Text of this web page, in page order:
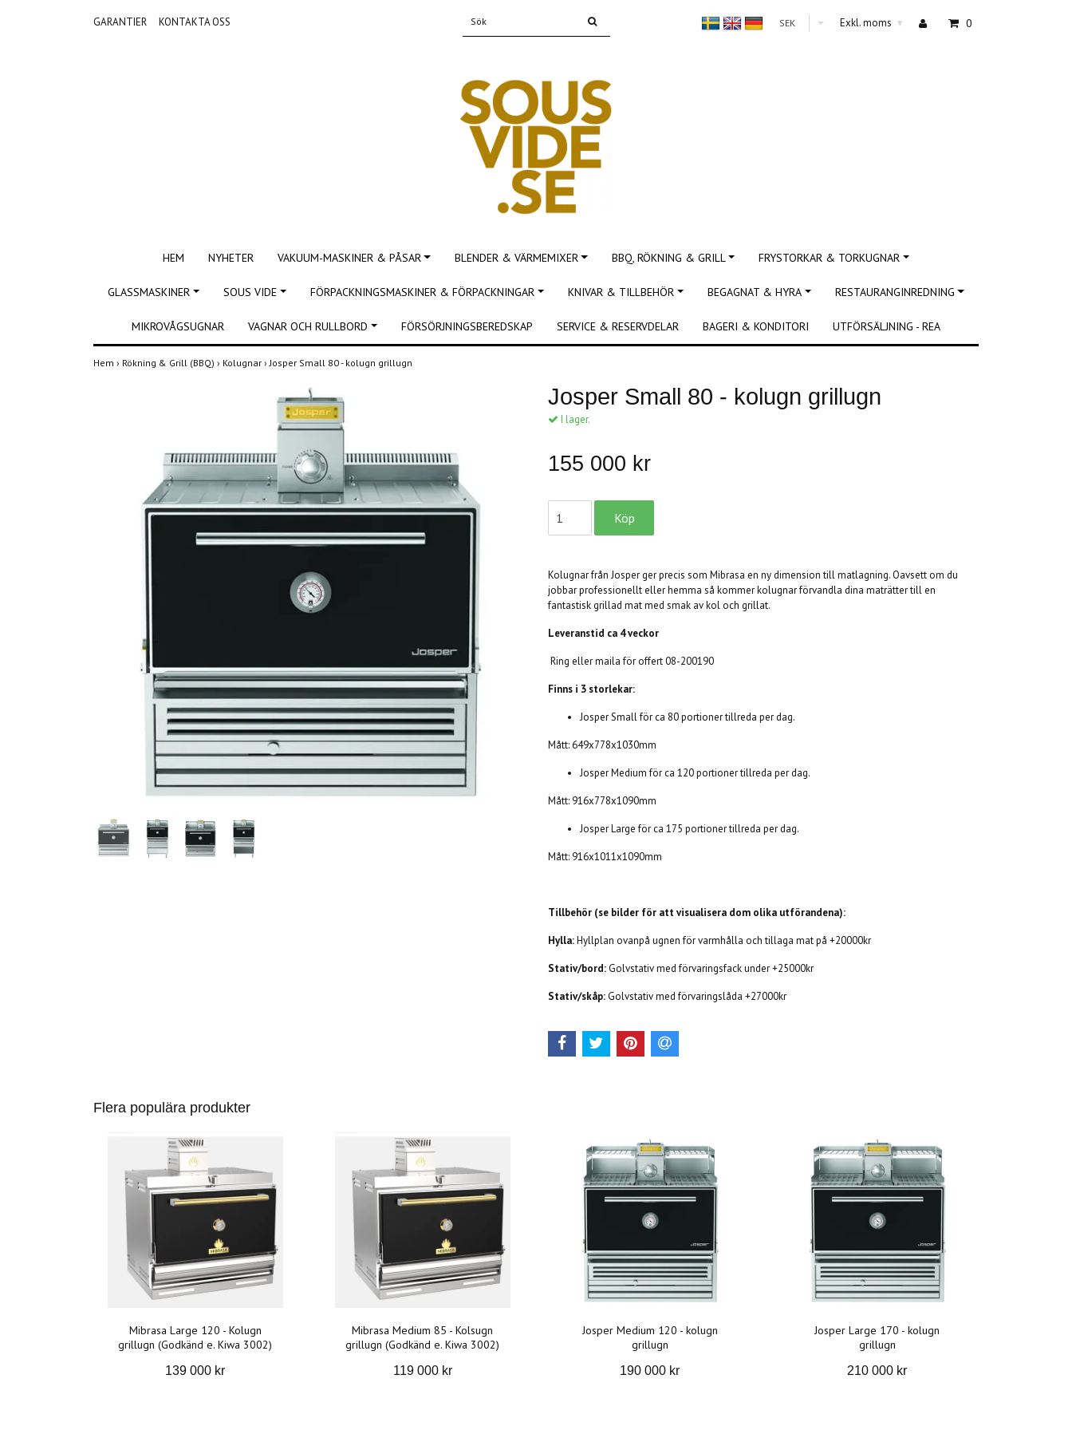
GARANTIER KONTAKTA OSS SEK Exkl. moms ▾ 0
HEM NYHETER VAKUUM-MASKINER & PÅSAR BLENDER & VÄRMEMIXER BBQ, RÖKNING & GRILL FRYSTORKAR & TORKUGNAR
GLASSMASKINER SOUS VIDE FÖRPACKNINGSMASKINER & FÖRPACKNINGAR KNIVAR & TILLBEHÖR BEGAGNAT & HYRA RESTAURANGINREDNING
MIKROVÅGSUGNAR VAGNAR OCH RULLBORD FÖRSÖRJNINGSBEREDSKAP SERVICE & RESERVDELAR BAGERI & KONDITORI UTFÖRSÄLJNING - REA
Hem › Rökning & Grill (BBQ) › Kolugnar ›Josper Small 80 - kolugn grillugn
Josper Small 80 - kolugn grillugn
I lager.
155 000 kr
Kolugnar från Josper ger precis som Mibrasa en ny dimension till matlagning. Oavsett om du
jobbar professionellt eller hemma så kommer kolugnar förvandla dina maträtter till en
fantastisk grillad mat med smak av kol och grillat.
Leveranstid ca 4 veckor
Ring eller maila för offert 08-200190
Finns i 3 storlekar:
Josper Small för ca 80 portioner tillreda per dag.
Mått: 649x778x1030mm
Josper Medium för ca 120 portioner tillreda per dag.
Mått: 916x778x1090mm
Josper Large för ca 175 portioner tillreda per dag.
Mått: 916x1011x1090mm
Tillbehör (se bilder för att visualisera dom olika utförandena):
Hylla:Hyllplan ovanpå ugnen för varmhålla och tillaga mat på +20000kr
Stativ/bord: Golvstativ med förvaringsfack under +25000kr
Stativ/skåp: Golvstativ med förvaringslåda +27000kr
Flera populära produkter
Mibrasa Large 120 - Kolugn
grillugn (Godkänd e. Kiwa 3002)
139 000 kr
Mibrasa Medium 85 - Kolsugn
grillugn (Godkänd e. Kiwa 3002)
119 000 kr
Josper Medium 120 - kolugn
grillugn
190 000 kr
Josper Large 170 - kolugn
grillugn
210 000 kr